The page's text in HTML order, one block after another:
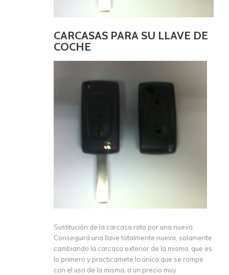
CARCASAS PARA SU LLAVE DE
COCHE
Sustitución de la carcasa rota por una nueva.
Conseguirá una llave totalmente nueva, solamente
cambiando la carcasa exterior de la misma, que es
lo primero y practicamete lo único que se rompe
con el uso de la misma, a un precio muy